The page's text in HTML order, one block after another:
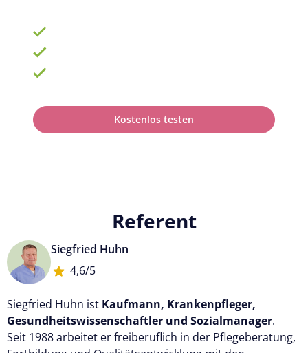
Kostenlos testen
Referent
Siegfried Huhn
4,6/5
Siegfried Huhn ist Kaufmann, Krankenpfleger,
Gesundheitswissenschaftler und Sozialmanager.
Seit 1988 arbeitet er freiberuflich in der Pflegeberatung,